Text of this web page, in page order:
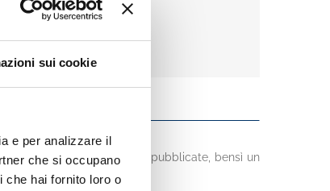
sui cookie
e per analizzare il
che si occupano
che hai fornito loro o
raccolta delle sentenze pubblicate, bensì un
in circa 1800 massime.